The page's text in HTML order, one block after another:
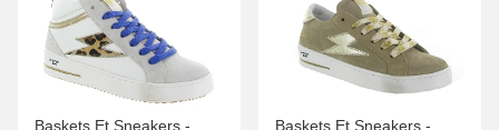
Baskets Et Sneakers -
Baskets Et Sneakers -